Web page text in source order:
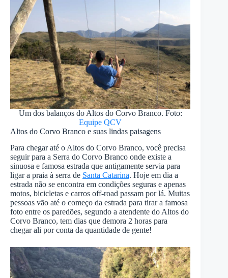
Um dos balanços do Altos do Corvo Branco. Foto:
Equipe QCV
Altos do Corvo Branco e suas lindas paisagens
Para chegar até o Altos do Corvo Branco, você precisa
seguir para a Serra do Corvo Branco onde existe a
sinuosa e famosa estrada que antigamente servia para
ligar a praia à serra de Santa Catarina. Hoje em dia a
estrada não se encontra em condições seguras e apenas
motos, bicicletas e carros off-road passam por lá. Muitas
pessoas vão até o começo da estrada para tirar a famosa
foto entre os paredões, segundo a atendente do Altos do
Corvo Branco, tem dias que demora 2 horas para
chegar ali por conta da quantidade de gente!